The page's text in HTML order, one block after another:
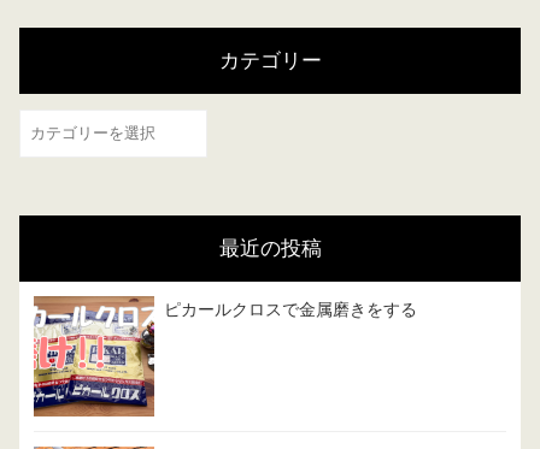
カテゴリー
カ
リ
最近の投稿
ピカールクロスで金属磨きをする